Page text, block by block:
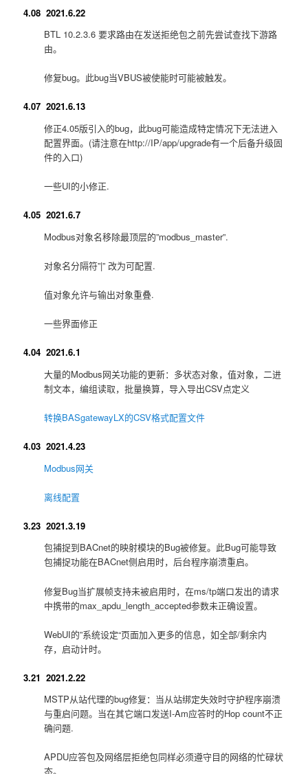
4.08 2021.6.22
BTL 10.2.3.6 要求路由在发送拒绝包之前先尝试查找下游路
由。
修复bug。此bug当VBUS被使能时可能被触发。
4.07 2021.6.13
修正4.05版引入的bug，此bug可能造成特定情况下无法进入
配置界面。(请注意在http://IP/app/upgrade有一个后备升级固
件的入口)
一些UI的小修正.
4.05 2021.6.7
Modbus对象名移除最顶层的”modbus_master”.
对象名分隔符”|” 改为可配置.
值对象允许与输出对象重叠.
一些界面修正
4.04 2021.6.1
大量的Modbus网关功能的更新：多状态对象，值对象，二进
制文本，编组读取，批量换算，导入导出CSV点定义
转换BASgatewayLX的CSV格式配置文件
4.03 2021.4.23
Modbus网关
离线配置
3.23 2021.3.19
包捕捉到BACnet的映射模块的Bug被修复。此Bug可能导致
包捕捉功能在BACnet侧启用时，后台程序崩溃重启。
修复Bug当扩展帧支持未被启用时，在ms/tp端口发出的请求
中携带的max_apdu_length_accepted参数未正确设置。
WebUI的”系统设定“页面加入更多的信息，如全部/剩余内
存，启动计时。
3.21 2021.2.22
MSTP从站代理的bug修复：当从站绑定失效时守护程序崩溃
与重启问题。当在其它端口发送I-Am应答时的Hop count不正
确问题.
APDU应答包及网络层拒绝包同样必须遵守目的网络的忙碌状
态。